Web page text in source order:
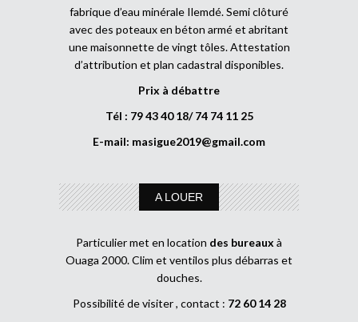
fabrique d’eau minérale Ilemdé. Semi clôturé
avec des poteaux en béton armé et abritant
une maisonnette de vingt tôles. Attestation
d’attribution et plan cadastral disponibles.
Prix à débattre
Tél : 79 43 40 18/ 74 74 11 25
E-mail: masigue2019@gmail.com
A LOUER
Particulier met en location des bureaux à
Ouaga 2000. Clim et ventilos plus débarras et
douches.
Possibilité de visiter , contact : 72 60 14 28